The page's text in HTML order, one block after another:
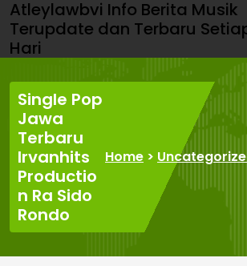
Skip
to
content
Atleylawbvi Info Berita Musik
Terupdate dan Terbaru
Hari
Single Pop
Jawa
Terbaru
Irvanhits
Productio
n Ra Sido
Rondo
Home >